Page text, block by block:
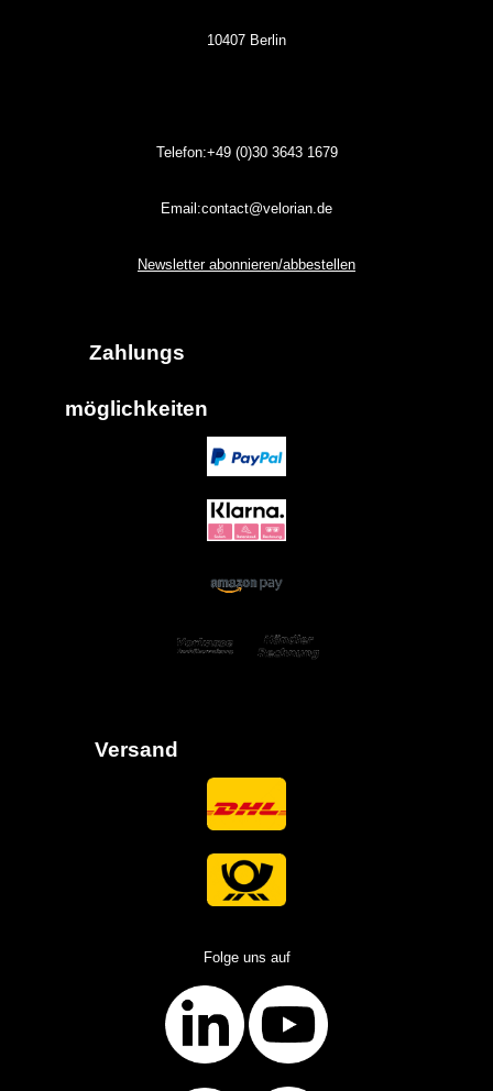
10407 Berlin
Telefon:+49 (0)3036431679
Email:contact@velorian.de
Newsletter abonnieren/abbestellen
Zahlungs
möglich keiten
Versand
Folge uns auf